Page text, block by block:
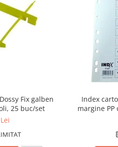
Fix galben
25 buc/set
Index
margine PP